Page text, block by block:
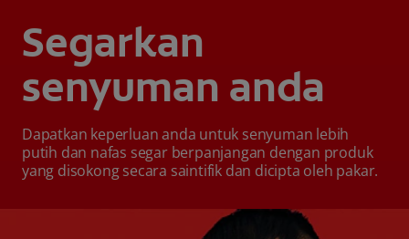
Segarkan
senyuman anda
Dapatkan keperluan anda untuk senyuman lebih
putih dan nafas segar berpanjangan dengan produk
yang disokong secara saintifik dan dicipta oleh pakar.